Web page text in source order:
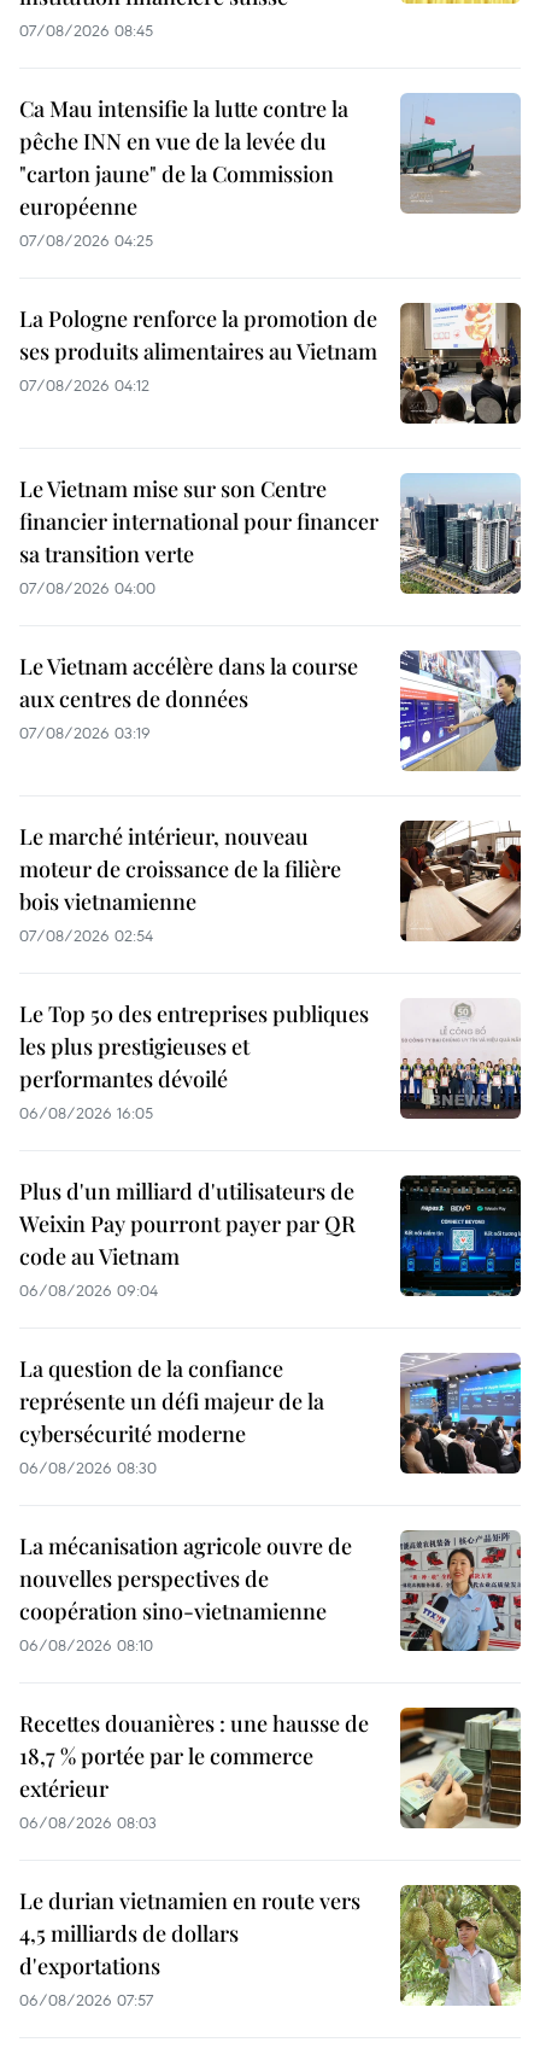
07/08/2026 08:45
Ca Mau intensifie la lutte contre la
pêche INN en vue de la levée du
"carton jaune" de la Commission
européenne
07/08/2026 04:25
La Pologne renforce la promotion de
ses produits alimentaires au Vietnam
07/08/2026 04:12
Le Vietnam mise sur son Centre
financier international pour financer
sa transition verte
07/08/2026 04:00
Le Vietnam accélère dans la course
aux centres de données
07/08/2026 03:19
Le marché intérieur, nouveau
moteur de croissance de la filière
bois vietnamienne
07/08/2026 02:54
Le Top 50 des entreprises publiques
les plus prestigieuses et
performantes dévoilé
06/08/2026 16:05
Plus d'un milliard d'utilisateurs de
Weixin Pay pourront payer par QR
code au Vietnam
06/08/2026 09:04
La question de la confiance
représente un défi majeur de la
cybersécurité moderne
06/08/2026 08:30
La mécanisation agricole ouvre de
nouvelles perspectives de
coopération sino-vietnamienne
06/08/2026 08:10
Recettes douanières : une hausse de
18,7 % portée par le commerce
extérieur
06/08/2026 08:03
Le durian vietnamien en route vers
4,5 milliards de dollars
d'exportations
06/08/2026 07:57